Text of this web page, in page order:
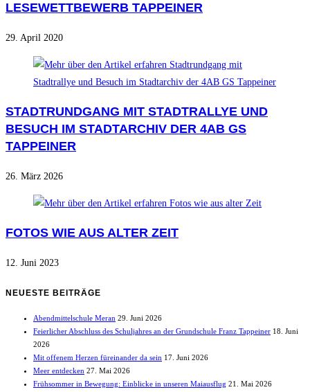
LESEWETTBEWERB TAPPEINER
29. April 2020
STADTRUNDGANG MIT STADTRALLYE UND
BESUCH IM STADTARCHIV DER 4AB GS
TAPPEINER
26. März 2026
FOTOS WIE AUS ALTER ZEIT
12. Juni 2023
NEUESTE BEITRÄGE
Abendmittelschule Meran 29. Juni 2026
Feierlicher Abschluss des Schuljahres an der Grundschule Franz Tappeiner 18. Juni
2026
Mit offenem Herzen füreinander da sein 17. Juni 2026
Meer entdecken 27. Mai 2026
Frühsommer in Bewegung: Einblicke in unseren Maiausflug 21. Mai 2026